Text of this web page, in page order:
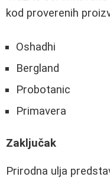
kod proverenih
Oshadhi
Bergland
Probotanic
Primavera
Zaključak
Prirodna ulja